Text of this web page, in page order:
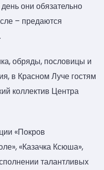
они обязательно
– предаются
обряды, пословицы и
в Красном Луче гостям
коллектив Центра
«Покров
«Казачка Ксюша»,
талантливых